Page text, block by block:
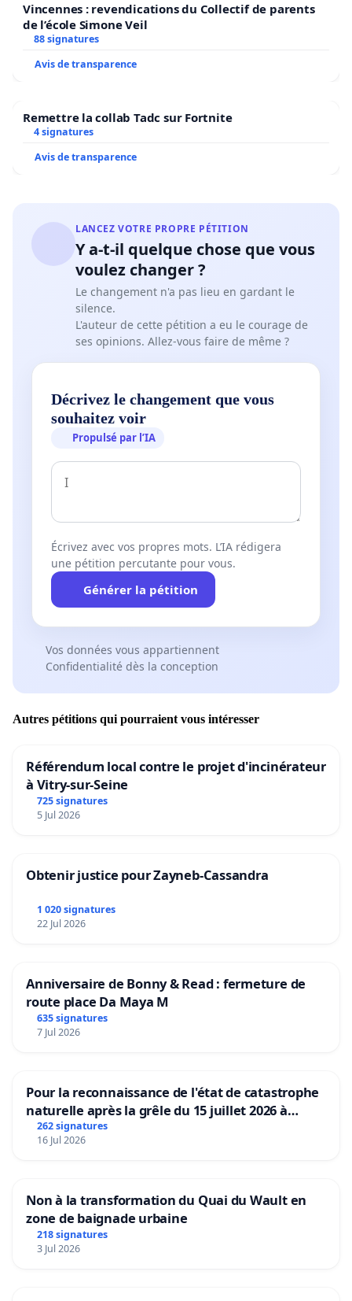
Vincennes : revendications du Collectif de parents
de l’école Simone Veil
88 signatures
Avis de transparence
Remettre la collab Tadc sur Fortnite
4 signatures
Avis de transparence
LANCEZ VOTRE PROPRE PÉTITION
Y a-t-il quelque chose que vous
voulez changer ?
Le changement n'a pas lieu en gardant le
silence.
L'auteur de cette pétition a eu le courage de
ses opinions. Allez-vous faire de même ?
Décrivez le changement que vous
souhaitez voir
Propulsé par l’IA
Écrivez avec vos propres mots. L’IA rédigera
une pétition percutante pour vous.
Générer la pétition
Vos données vous appartiennent
Confidentialité dès la conception
Autres pétitions qui pourraient vous intéresser
Référendum local contre le projet d'incinérateur
à Vitry-sur-Seine
725 signatures
5 Jul 2026
Obtenir justice pour Zayneb-Cassandra
1 020 signatures
22 Jul 2026
Anniversaire de Bonny & Read : fermeture de
route place Da Maya M
635 signatures
7 Jul 2026
Pour la reconnaissance de l'état de catastrophe
naturelle après la grêle du 15 juillet 2026 à
Aubenas et ses alentours
262 signatures
16 Jul 2026
Non à la transformation du Quai du Wault en
zone de baignade urbaine
218 signatures
3 Jul 2026